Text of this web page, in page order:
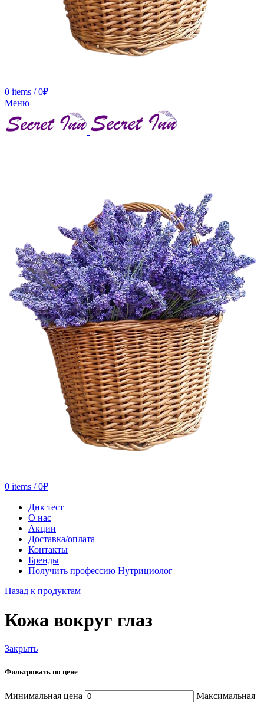
0 items / 0₽
Меню
0 items / 0₽
Днк тест
О нас
Акции
Доставка/оплата
Контакты
Бренды
Получить профессию Нутрициолог
Назад к продуктам
Кожа вокруг глаз
Закрыть
Фильтровать по цене
Минимальная цена
Максимальная